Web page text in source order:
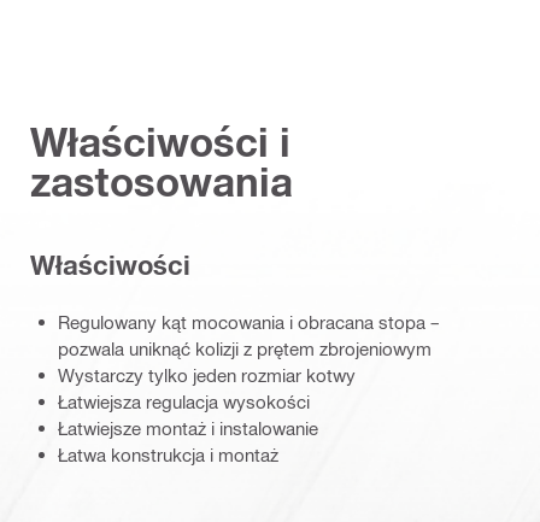
Właściwości i
zastosowania
Właściwości
Regulowany kąt mocowania i obracana stopa –
pozwala uniknąć kolizji z prętem zbrojeniowym
Wystarczy tylko jeden rozmiar kotwy
Łatwiejsza regulacja wysokości
Łatwiejsze montaż i instalowanie
Łatwa konstrukcja i montaż